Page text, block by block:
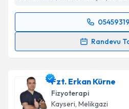
Randevu
Randevu Takvimi Talebi
takvim hazırlandığında e-
E-posta Adresiniz
Fzt. Erkan Kürne
Fizyoterapi
Kayseri, Melikgazi